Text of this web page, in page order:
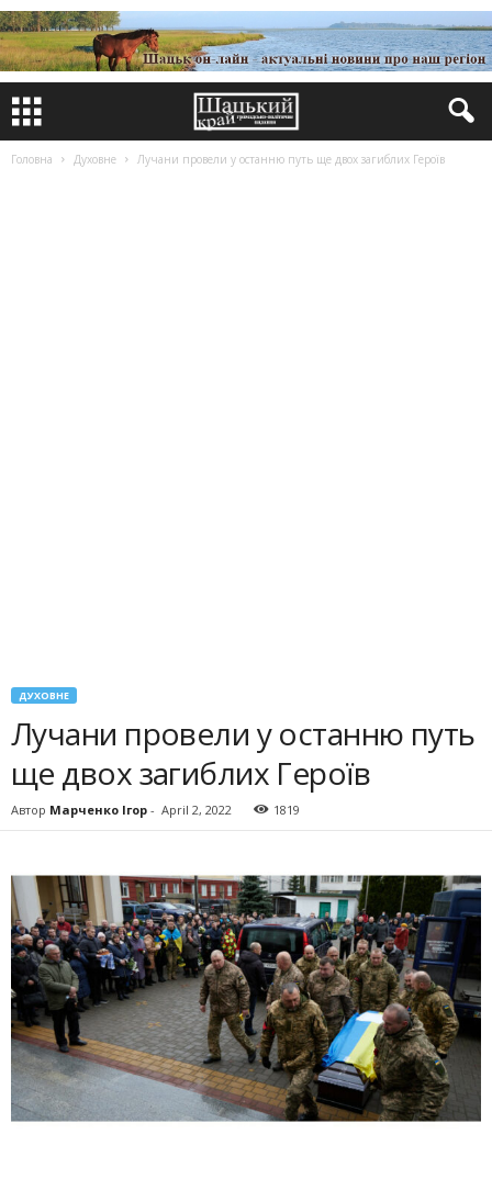
Головна Духовне Лучани провели у останню путь ще двох загиблих Героїв
ДУХОВНЕ
Лучани провели у останню путь
ще двох загиблих Героїв
Автор Марченко Ігор - April 2, 2022 1819